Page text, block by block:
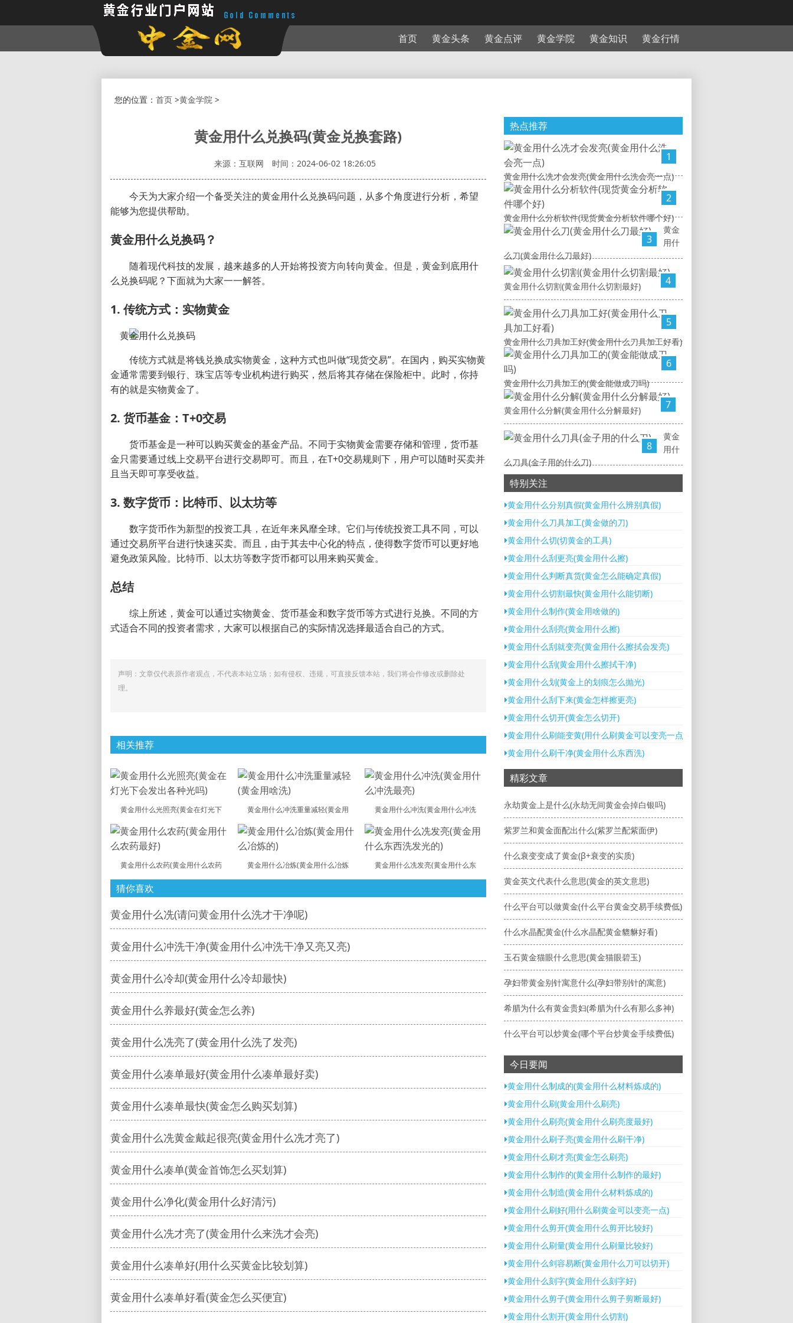
首页 黄金头条 黄金点评 黄金学院 黄金知识 黄金行情
您的位置： 首页>黄金学院 >
黄金用什么兑换码(黄金兑换套路)
来源：互联网 时间：2024-06-02 18:26:05
今天为大家介绍一个备受关注的黄金用什么兑换码问题，从多个角度进行分析，希望
能够为您提供帮助。
黄金用什么兑换码？
随着现代科技的发展，越来越多的人开始将投资方向转向黄金。但是，黄金到底用什
么兑换码呢？下面就为大家一一解答。
1. 传统方式：实物黄金
传统方式就是将钱兑换成实物黄金，这种方式也叫做“现货交易”。在国内，购买实物黄
金通常需要到银行、珠宝店等专业机构进行购买，然后将其存储在保险柜中。此时，你持
有的就是实物黄金了。
2. 货币基金：T+0交易
货币基金是一种可以购买黄金的基金产品。不同于实物黄金需要存储和管理，货币基
金只需要通过线上交易平台进行交易即可。而且，在T+0交易规则下，用户可以随时买卖并
且当天即可享受收益。
3. 数字货币：比特币、以太坊等
数字货币作为新型的投资工具，在近年来风靡全球。它们与传统投资工具不同，可以
通过交易所平台进行快速买卖。而且，由于其去中心化的特点，使得数字货币可以更好地
避免政策风险。比特币、以太坊等数字货币都可以用来购买黄金。
总结
综上所述，黄金可以通过实物黄金、货币基金和数字货币等方式进行兑换。不同的方
式适合不同的投资者需求，大家可以根据自己的实际情况选择最适合自己的方式。
声明：文章仅代表原作者观点，不代表本站立场；如有侵权、违规，可直接反馈本站，我们将会作修改或删除处
理。
相关推荐
黄金用什么光照亮(黄金在灯光下 黄金用什么冲洗重量减轻(黄金用 黄金用什么冲洗(黄金用什么冲洗
黄金用什么农药(黄金用什么农药 黄金用什么冶炼(黄金用什么冶炼 黄金用什么冼发亮(黄金用什么东
猜你喜欢
黄金用什么冼(请问黄金用什么洗才干净呢)
黄金用什么冲洗干净(黄金用什么冲洗干净又亮又亮)
黄金用什么冷却(黄金用什么冷却最快)
黄金用什么养最好(黄金怎么养)
黄金用什么冼亮了(黄金用什么洗了发亮)
黄金用什么凑单最好(黄金用什么凑单最好卖)
黄金用什么凑单最快(黄金怎么购买划算)
黄金用什么冼黄金戴起很亮(黄金用什么冼才亮了)
黄金用什么凑单(黄金首饰怎么买划算)
黄金用什么净化(黄金用什么好清污)
黄金用什么冼才亮了(黄金用什么来洗才会亮)
黄金用什么凑单好(用什么买黄金比较划算)
黄金用什么凑单好看(黄金怎么买便宜)
热点推荐
1
黄金用什么冼才会发亮(黄金用什么洗会亮一点)
2
黄金用什么分析软件(现货黄金分析软件哪个好)
3
黄金
用什
么刀(黄金用什么刀最好)
4
黄金用什么切割(黄金用什么切割最好)
5
黄金用什么刀具加工好(黄金用什么刀具加工好看)
6
黄金用什么刀具加工的(黄金能做成刀吗)
7
黄金用什么分解(黄金用什么分解最好)
8
黄金
用什
么刀具(金子用的什么刀)
特别关注
黄金用什么分别真假(黄金用什么辨别真假)
黄金用什么刀具加工(黄金做的刀)
黄金用什么切(切黄金的工具)
黄金用什么刮更亮(黄金用什么擦)
黄金用什么判断真货(黄金怎么能确定真假)
黄金用什么切割最快(黄金用什么能切断)
黄金用什么制作(黄金用啥做的)
黄金用什么刮亮(黄金用什么擦)
黄金用什么刮就变亮(黄金用什么擦拭会发亮)
黄金用什么刮(黄金用什么擦拭干净)
黄金用什么划(黄金上的划痕怎么抛光)
黄金用什么刮下来(黄金怎样擦更亮)
黄金用什么切开(黄金怎么切开)
黄金用什么刷能变黄(用什么刷黄金可以变亮一点)
黄金用什么刷干净(黄金用什么东西洗)
精彩文章
永劫黄金上是什么(永劫无间黄金会掉白银吗)
紫罗兰和黄金面配出什么(紫罗兰配紫面伊)
什么衰变变成了黄金(β+衰变的实质)
黄金英文代表什么意思(黄金的英文意思)
什么平台可以做黄金(什么平台黄金交易手续费低)
什么水晶配黄金(什么水晶配黄金貔貅好看)
玉石黄金猫眼什么意思(黄金猫眼碧玉)
孕妇带黄金别针寓意什么(孕妇带别针的寓意)
希腊为什么有黄金贵妇(希腊为什么有那么多神)
什么平台可以炒黄金(哪个平台炒黄金手续费低)
今日要闻
黄金用什么制成的(黄金用什么材料炼成的)
黄金用什么刷(黄金用什么刷亮)
黄金用什么刷亮(黄金用什么刷亮度最好)
黄金用什么刷子亮(黄金用什么刷干净)
黄金用什么刷才亮(黄金怎么刷亮)
黄金用什么制作的(黄金用什么制作的最好)
黄金用什么制造(黄金用什么材料炼成的)
黄金用什么刷好(用什么刷黄金可以变亮一点)
黄金用什么剪开(黄金用什么剪开比较好)
黄金用什么刷量(黄金用什么刷量比较好)
黄金用什么剑容易断(黄金用什么刀可以切开)
黄金用什么刻字(黄金用什么刻字好)
黄金用什么剪子(黄金用什么剪子剪断最好)
黄金用什么割开(黄金用什么切割)